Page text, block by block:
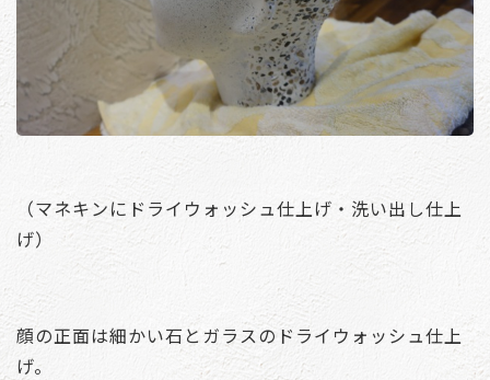
（マネキンにドライウォッシュ仕上げ・洗い出し仕上
げ）
顔の正面は細かい石とガラスのドライウォッシュ仕上
げ。